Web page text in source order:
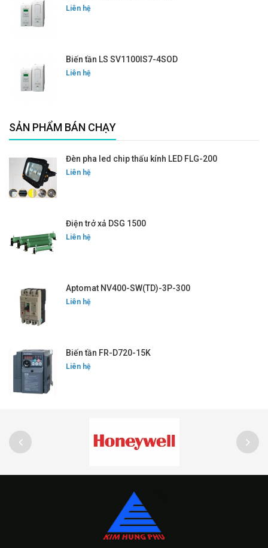
Liên hệ
Biến tần LS SV1100IS7-4SOD
Liên hệ
SẢN PHẨM BÁN CHẠY
Đèn pha led chip thấu kính LED FLG-200
Liên hệ
Điện trở xả DSG 1500
Liên hệ
Aptomat NV400-SW(TD)-3P-300
Liên hệ
Biến tần FR-D720-15K
Liên hệ